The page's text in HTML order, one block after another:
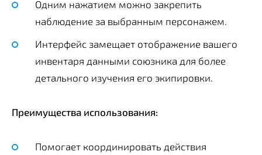
Одним нажатием можно закрепить
наблюдение за выбранным персонажем.
Интерфейс замещает отображение вашего
инвентаря данными союзника для более
детального изучения его экипировки.
Преимущества использования:
Помогает координировать действия